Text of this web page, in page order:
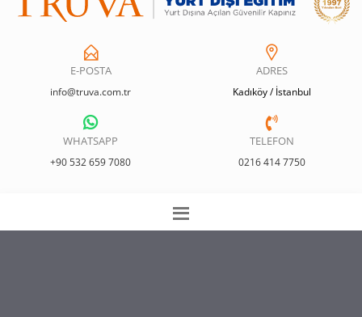
ADRES
Kadıköy / İstanbul
E-POSTA
info@truva.com.tr
TELEFON
0216 414 7750
WHATSAPP
+90 532 659 7080